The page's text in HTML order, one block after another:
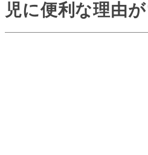
児に便利な理由